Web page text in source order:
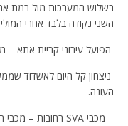
בשלוש המערכות מול רמת
השני נקודה בלבד אחרי
הפועל עירוני קריית אתא – מכבי אשדוד 3:0
ניצחון קל היום לאשדוד
העונה.
מכבי SVA רחובות – מכבי חיפה 1:3 (23:25, 27:25, 12:25, 18:25)